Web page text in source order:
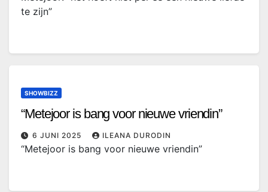
te zijn”
SHOWBIZZ
“Metejoor is bang voor nieuwe vriendin”
6 JUNI 2025 ILEANA DURODIN
“Metejoor is bang voor nieuwe vriendin”